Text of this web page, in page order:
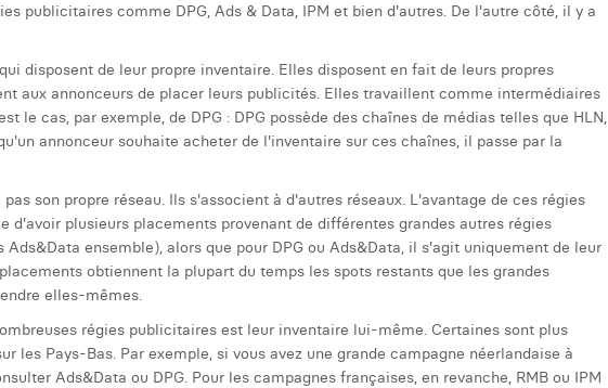
publicitaires comme DPG, Ads & Data, IPM et bien d'autres. De l'autre côté, il y a
disposent de leur propre inventaire. Elles disposent en fait de leurs propres
aux annonceurs de placer leurs publicités. Elles travaillent comme intermédiaires
le cas, par exemple, de DPG : DPG possède des chaînes de médias telles que HLN,
annonceur souhaite acheter de l'inventaire sur ces chaînes, il passe par la
son propre réseau. Ils s'associent à d'autres réseaux. L'avantage de ces régies
d'avoir plusieurs placements provenant de différentes grandes autres régies
ensemble), alors que pour DPG ou Ads&Data, il s'agit uniquement de leur
obtiennent la plupart du temps les spots restants que les grandes
elles-mêmes.
régies publicitaires est leur inventaire lui-même. Certaines sont plus
les Pays-Bas. Par exemple, si vous avez une grande campagne néerlandaise à
Ads&Data ou DPG. Pour les campagnes françaises, en revanche, RMB ou IPM